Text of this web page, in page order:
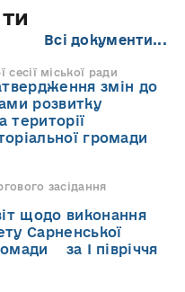
Всі документи...
міської ради
змін до
розвитку
території
громади
засідання
щодо виконання
Сарненської
за І півріччя